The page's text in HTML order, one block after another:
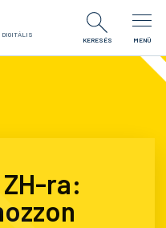
DIGITÁLIS
KERESÉS MENÜ
ra: